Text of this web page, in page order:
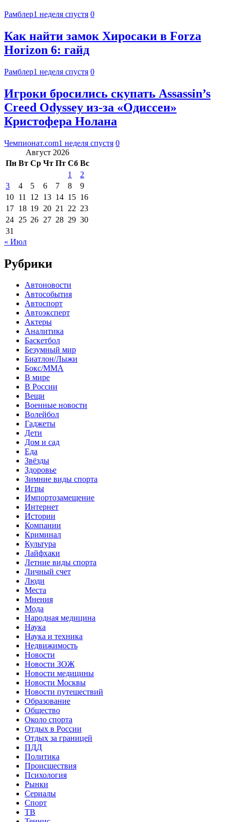
Рамблер1 неделя спустя 0
Как найти замок Хиросаки в Forza
Horizon 6: гайд
Рамблер1 неделя спустя 0
Игроки бросились скупать Assassin’s
Creed Odyssey из-за «Одиссеи»
Кристофера Нолана
Чемпионат.com1 неделя спустя 0
Август 2026
Пн Вт Ср Чт Пт Сб Вс
1
2
3
4 5 6 7 8
9
10 11 12 13 14 15 16
17 18 19 20 21 22 23
24 25 26 27 28 29 30
31
« Июл
Рубрики
Автоновости
Автособытия
Автоспорт
Автоэксперт
Актеры
Аналитика
Баскетбол
Безумный мир
Биатлон/Лыжи
Бокс/MMA
В мире
В России
Вещи
Военные новости
Волейбол
Гаджеты
Дети
Дом и сад
Еда
Звёзды
Здоровье
Зимние виды спорта
Игры
Импортозамещение
Интернет
Истории
Компании
Криминал
Культура
Лайфхаки
Летние виды спорта
Личный счет
Люди
Места
Мнения
Мода
Народная медицина
Наука
Наука и техника
Недвижимость
Новости
Новости ЗОЖ
Новости медицины
Новости Москвы
Новости путешествий
Образование
Общество
Около спорта
Отдых в России
Отдых за границей
ПДД
Политика
Происшествия
Психология
Рынки
Сериалы
Спорт
ТВ